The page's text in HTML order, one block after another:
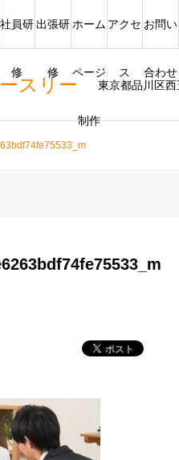
スリー 東京都品川区
社員研
修
出張研
修
ホーム
ページ
制作
アクセ
ス
お問い
合わせ